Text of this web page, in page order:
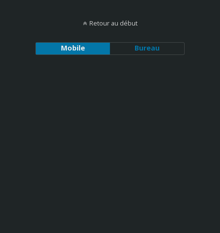
Retour au début
Mobile Bureau